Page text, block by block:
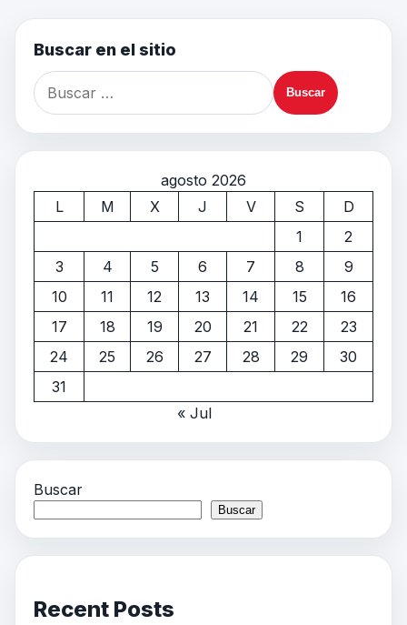
Buscar en el sitio
agosto 2026
L
M X J V S
D
1
2
3
4 5 6 7 8
9
10
11 12 13 14 15
16
17
18 19 20 21 22
23
24
25 26 27 28 29
30
31
« Jul
Buscar
Buscar
Recent Posts